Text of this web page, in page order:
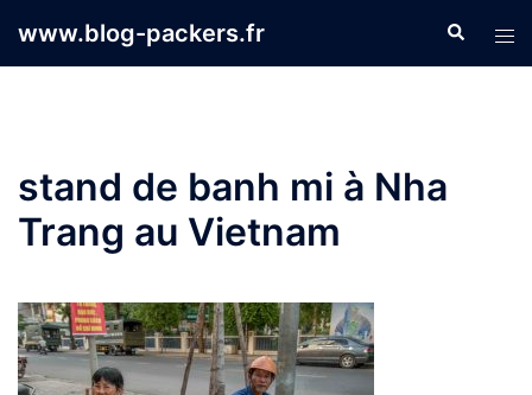
www.blog-packers.fr
le
stand de banh mi à Nha
Trang au Vietnam